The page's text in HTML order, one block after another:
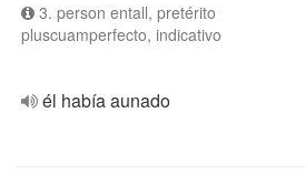
3. person entall, pretérito
pluscuamperfecto, indicativo
él había aunado